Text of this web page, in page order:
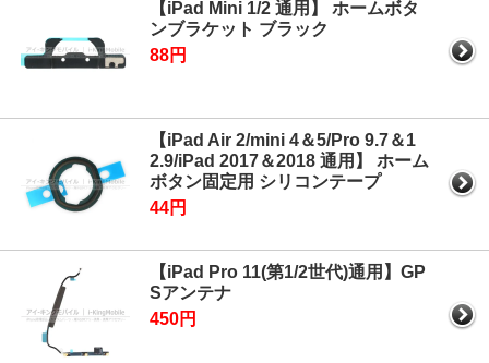
【iPad Mini 1/2 通用】 ホームボタ
ンブラケット ブラック
88円
【iPad Air 2/mini 4＆5/Pro 9.7＆1
2.9/iPad 2017＆2018 通用】 ホーム
ボタン固定用 シリコンテープ
44円
【iPad Pro 11(第1/2世代)通用】GP
Sアンテナ
450円